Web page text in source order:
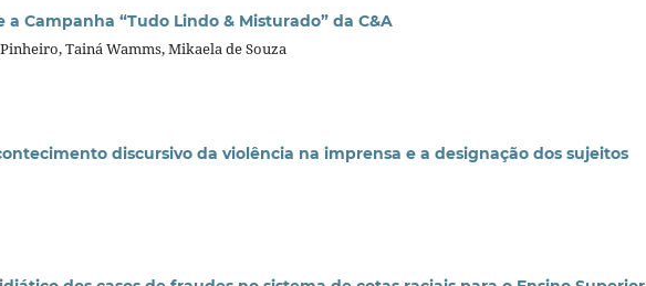
a Campanha “Tudo Lindo & Misturado” da C&A
Tainá Wamms, Mikaela de Souza
discursivo da violência na imprensa e a designação dos sujeitos